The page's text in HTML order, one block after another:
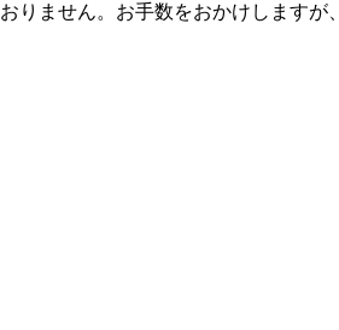
りません。お手数をおかけしますが